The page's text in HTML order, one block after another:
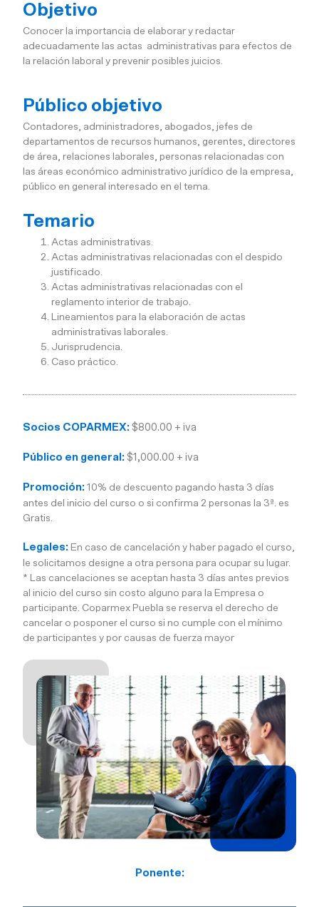
Objetivo
Conocer la importancia de elaborar y redactar
adecuadamente las actas administrativas para efectos de
la relación laboral y prevenir posibles juicios.
Público objetivo
Contadores, administradores, abogados, jefes de
departamentos de recursos humanos, gerentes, directores
de área, relaciones laborales, personas relacionadas con
las áreas económico administrativo jurídico de la empresa,
público en general interesado en el tema.
Temario
Actas administrativas.
Actas administrativas relacionadas con el despido
justificado.
Actas administrativas relacionadas con el
reglamento interior de trabajo.
Lineamientos para la elaboración de actas
administrativas laborales.
Jurisprudencia.
Caso práctico.
Socios COPARMEX: $800.00 + iva
Público en general: $1,000.00 + iva
Promoción: 10% de descuento pagando hasta 3 días
antes del inicio del curso o si confirma 2 personas la 3ª. es
Gratis.
Legales: En caso de cancelación y haber pagado el curso,
le solicitamos designe a otra persona para ocupar su lugar.
* Las cancelaciones se aceptan hasta 3 días antes previos
al inicio del curso sin costo alguno para la Empresa o
participante. Coparmex Puebla se reserva el derecho de
cancelar o posponer el curso si no cumple con el mínimo
de participantes y por causas de fuerza mayor
Ponente: